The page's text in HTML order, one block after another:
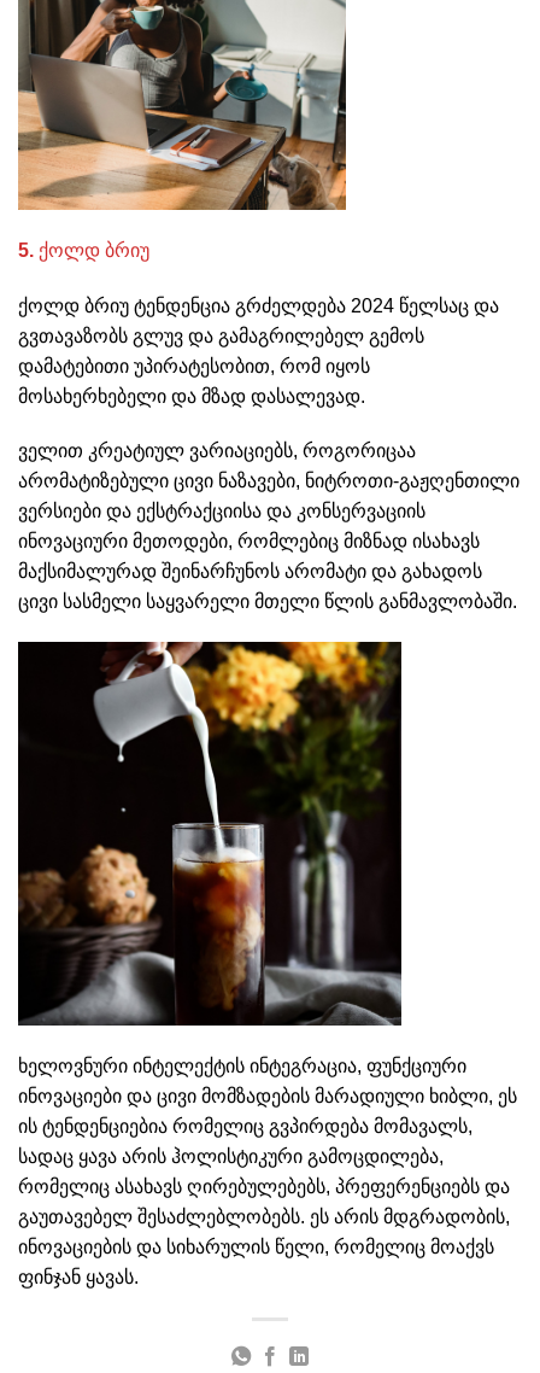
5. ქოლდ ბრიუ
ქოლდ ბრიუ ტენდენცია გრძელდება 2024 წელსაც და
გვთავაზობს გლუვ და გამაგრილებელ გემოს
დამატებითი უპირატესობით, რომ იყოს
მოსახერხებელი და მზად დასალევად.
ველით კრეატიულ ვარიაციებს, როგორიცაა
არომატიზებული ცივი ნაზავები, ნიტროთი-გაჟღენთილი
ვერსიები და ექსტრაქციისა და კონსერვაციის
ინოვაციური მეთოდები, რომლებიც მიზნად ისახავს
მაქსიმალურად შეინარჩუნოს არომატი და გახადოს
ცივი სასმელი საყვარელი მთელი წლის განმავლობაში.
ხელოვნური ინტელექტის ინტეგრაცია, ფუნქციური
ინოვაციები და ცივი მომზადების მარადიული ხიბლი, ეს
ის ტენდენციებია რომელიც გვპირდება მომავალს,
სადაც ყავა არის ჰოლისტიკური გამოცდილება,
რომელიც ასახავს ღირებულებებს, პრეფერენციებს და
გაუთავებელ შესაძლებლობებს. ეს არის მდგრადობის,
ინოვაციების და სიხარულის წელი, რომელიც მოაქვს
ფინჯან ყავას.